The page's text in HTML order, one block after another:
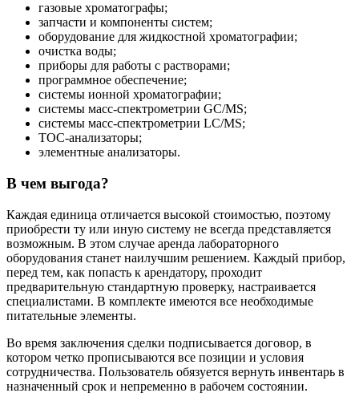
газовые хроматографы;
запчасти и компоненты систем;
оборудование для жидкостной хроматографии;
очистка воды;
приборы для работы с растворами;
программное обеспечение;
системы ионной хроматографии;
системы масс-спектрометрии GC/MS;
системы масс-спектрометрии LC/MS;
ТОС-анализаторы;
элементные анализаторы.
В чем выгода?
Каждая единица отличается высокой стоимостью, поэтому
приобрести ту или иную систему не всегда представляется
возможным. В этом случае аренда лабораторного
оборудования станет наилучшим решением. Каждый прибор,
перед тем, как попасть к арендатору, проходит
предварительную стандартную проверку, настраивается
специалистами. В комплекте имеются все необходимые
питательные элементы.
Во время заключения сделки подписывается договор, в
котором четко прописываются все позиции и условия
сотрудничества. Пользователь обязуется вернуть инвентарь в
назначенный срок и непременно в рабочем состоянии.